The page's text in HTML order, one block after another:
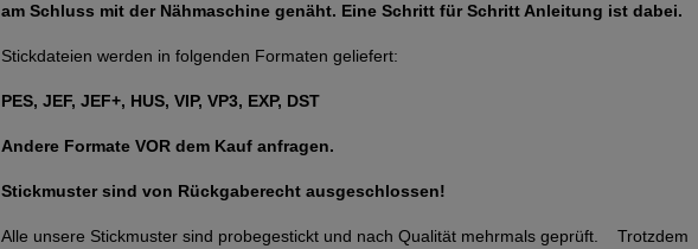
am Schluss mit der Nähmaschine genäht. Eine Schritt für Schritt Anleitung ist dabei.
Stickdateien werden in folgenden Formaten geliefert:
PES, JEF, JEF+, HUS, VIP, VP3, EXP, DST
Andere Formate VOR dem Kauf anfragen.
Stickmuster sind von Rückgaberecht ausgeschlossen!
Alle unsere Stickmuster sind probegestickt und nach Qualität mehrmals geprüft. Trotzdem